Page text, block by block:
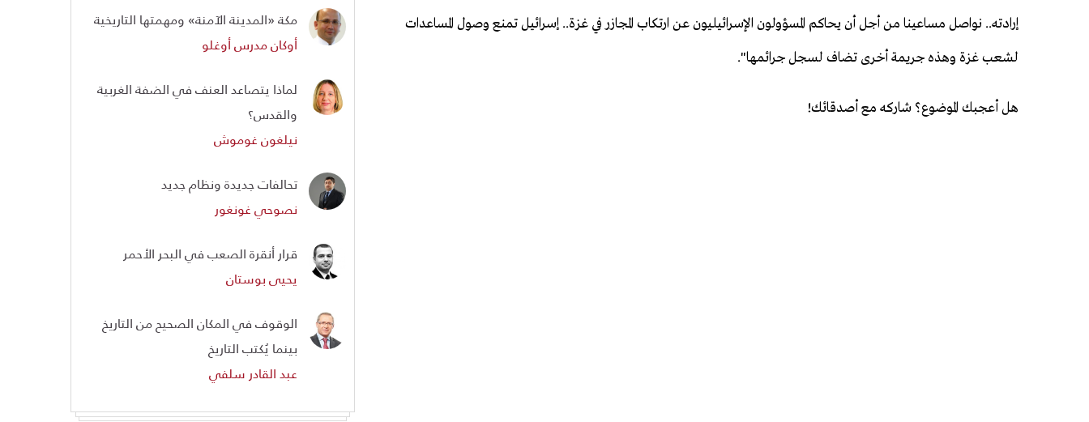
إرادته.. نواصل مساعينا من أجل أن يحاكم المسؤولون الإسرائيليون عن ارتكاب المجازر في غزة.. إسرائيل تمنع وصول المساعدات
لشعب غزة وهذه جريمة أخرى تضاف لسجل جرائمها".
هل أعجبك الموضوع؟ شاركه مع أصدقائك!
مكة «المدينة الآمنة» ومهمتها التاريخية
أوكان مدرس أوغلو
لماذا يتصاعد العنف في الضفة الغربية
والقدس؟
نيلغون غوموش
تحالفات جديدة ونظام جديد
نصوحي غونغور
قرار أنقرة الصعب في البحر الأحمر
يحيى بوستان
الوقوف في المكان الصحيح من التاريخ
بينما يُكتب التاريخ
عبد القادر سلفي